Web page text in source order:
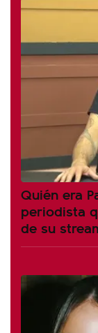
Quién era
periodista
de su